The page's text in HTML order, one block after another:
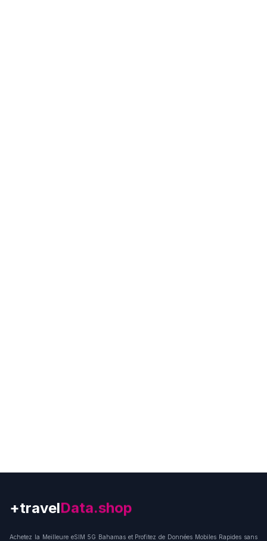
+travelConnection
Achetez la Meilleure eSIM 5G Bahamas et Profitez de Données Mobiles Rapides sans